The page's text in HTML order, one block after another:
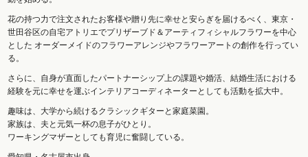
花の持つ力で注文されたお客様や贈り先に幸せと安らぎを届けるべく、東京・
世田谷区の自宅アトリエでプリザーブド＆アーティフィシャルフラワーを中心
とした オーダーメイドのフラワーアレンジやフラワーアートの創作を行ってい
る。
さらに、自身が直面したパートナーシップ上の課題や婚活、結婚生活における
経験を元に幸せを運ぶインテリアコーディネーターとしても活動を拡大中。
趣味は、大学から続けるクラシックギターと家庭菜園。
家族は、夫と元気一杯の息子がひとり。
ワーキングマザーとしても育児に奮闘している。